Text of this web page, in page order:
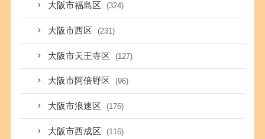
大阪市福島区 (324)
大阪市西区 (231)
大阪市天王寺区 (127)
大阪市阿倍野区 (96)
大阪市浪速区 (176)
大阪市西成区 (116)